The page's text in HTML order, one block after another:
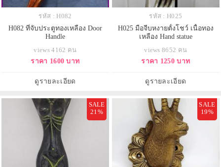
รหัส : H082
H082 ที่จับประตูทองเหลือง Door
Handle
views 4162 คน
ราคา 1600 บาท
ดูรายละเอียด
รหัส : H025
H025 มือจีบหงายตั้งโชว์ เนื้อทอง
เหลือง Hand statue
views 8652 คน
ราคา 1250 บาท
ดูรายละเอียด
SALE
21%
SALE
19%